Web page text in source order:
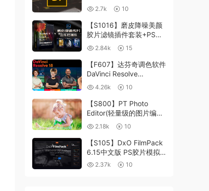
15.0.3 WIN系统 右键可
进入ACR
2.7k 10
【S1016】磨皮降噪美颜
胶片滤镜插件套装+PS动
作 Imagenomic
Professional Plugin Suite
v2027 Win汉化中文版
2.84k 15
【F607】达芬奇调色软件
DaVinci Resolve
Studio18.6Win、Mac 中
文/英文
4.26k 10
【S800】PT Photo
Editor(轻量级的图片编辑
工具)5.10.3汉化版 WIN
2.18k 10
【S105】DxO FilmPack
6.15中文版 PS胶片模拟
滤镜支持WIN/MAC
2.37k 10